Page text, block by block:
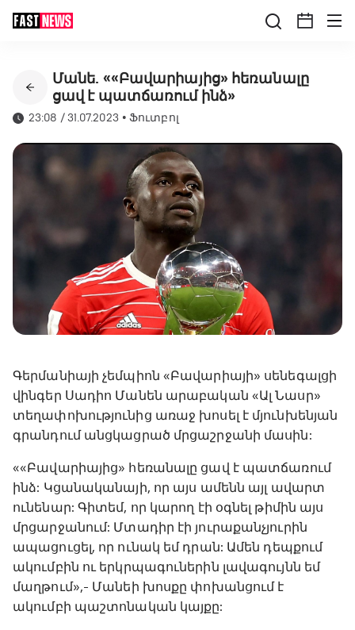
Մանե. ««Բավարիայից» հեռանալը
ցավ է պատճառում ինձ»
23:08 / 31.07.2023 •Ֆուտբոլ
Գերմանիայի չեմպիոն «Բավարիայի» սենեգալցի
վինգեր Սադիո Մանեն արաբական «Ալ Նասր»
տեղափոխությունից առաջ խոսել է մյունխենյան
գրանդում անցկացրած մրցաշրջանի մասին:
««Բավարիայից» հեռանալը ցավ է պատճառում
ինձ: Կցանականայի, որ այս ամենն այլ ավարտ
ունենար: Գիտեմ, որ կարող էի օգնել թիմին այս
մրցարջանում: Մտադիր էի յուրաքանչյուրին
ապացուցել, որ ունակ եմ դրան: Ամեն դեպքում
ակումբին ու երկրպագուներին լավագույնն եմ
մաղթում»,- Մանեի խոսքը փոխանցում է
ակումբի պաշտոնական կայքը: